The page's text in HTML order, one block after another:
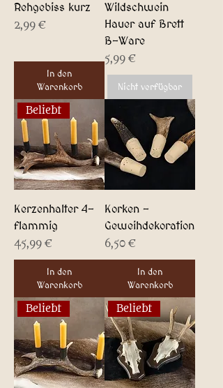
Rehgebiss kurz
Preis
2,99 €
In den
Warenkorb
Wildschwein
Hauer auf Brett
B-Ware
Preis
5,99 €
Nicht verfügbar
Beliebt
Kerzenhalter 4-
flammig
Preis
45,99 €
In den
Warenkorb
Korken -
Geweihdekoration
Preis
6,50 €
In den
Warenkorb
Beliebt Beliebt